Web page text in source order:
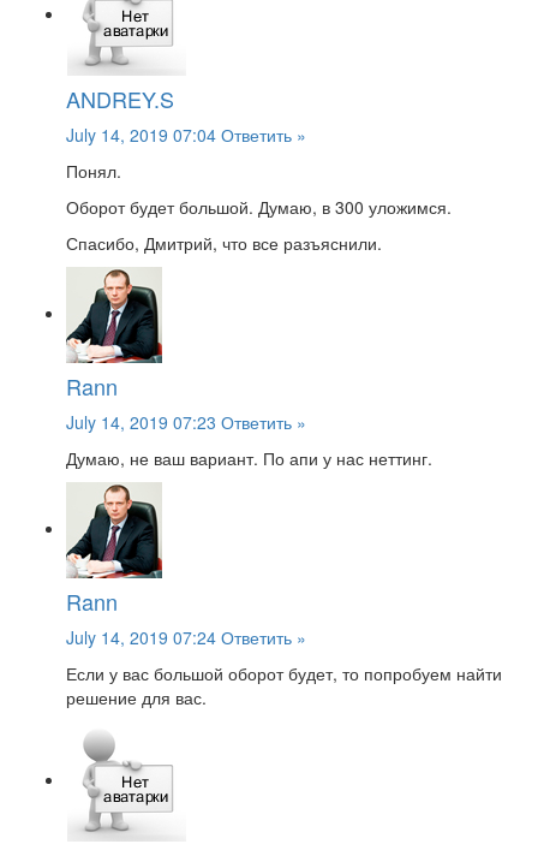
ANDREY.S
July 14, 2019 07:04 Ответить »
Понял.
Оборот будет большой. Думаю, в 300 уложимся.
Спасибо, Дмитрий, что все разъяснили.
Rann
July 14, 2019 07:23 Ответить »
Думаю, не ваш вариант. По апи у нас неттинг.
Rann
July 14, 2019 07:24 Ответить »
Если у вас большой оборот будет, то попробуем найти
решение для вас.